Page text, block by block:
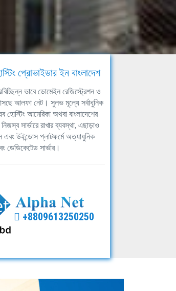
প্রোভাইডার ইন বাংলাদেশ
ভাবে ডোমেইন রেজিস্ট্রেশন ও
আলফা নেট। সুলভ মূল্যে সর্বাধুনিক
হোস্টিং আমেরিকা অথবা বাংলাদেশের
সার্ভারে রাখার ব্যবস্থা, এছাড়াও
এবং উইন্ডোস প্লাটফর্মে অত্যাধুনিক
ডেডিকেটেড সার্ভার।
+8809613250250